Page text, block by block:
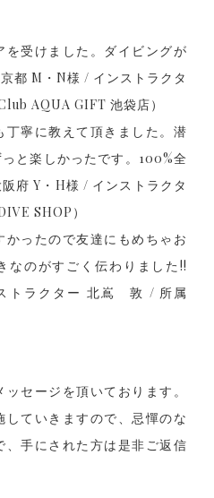
を受けました。ダイビングが
都 M・N様 / インストラクタ
AQUA GIFT 池袋店）
丁寧に教えて頂きました。潜
と楽しかったです。100%全
府 Y・H様 / インストラクタ
SHOP）
かったので友達にもめちゃお
なのがすごく伝わりました!!
トラクター 北嶌 敦 / 所属
セージを頂いております。
ていきますので、忌憚のな
手にされた方は是非ご返信